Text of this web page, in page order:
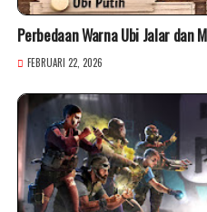
Perbedaan Warna Ubi Jalar dan
FEBRUARI 22, 2026